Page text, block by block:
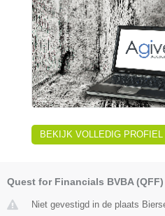
BEKIJK VOLLEDIG PROFIEL
Quest for Financials BVBA (QFF)
Niet gevestigd in de plaats